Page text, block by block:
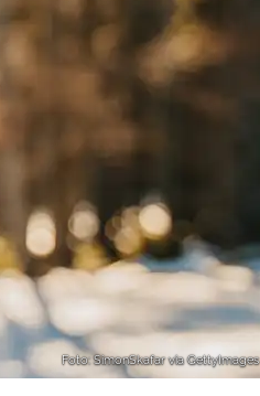
Foto: SimonSkafar via GettyImages